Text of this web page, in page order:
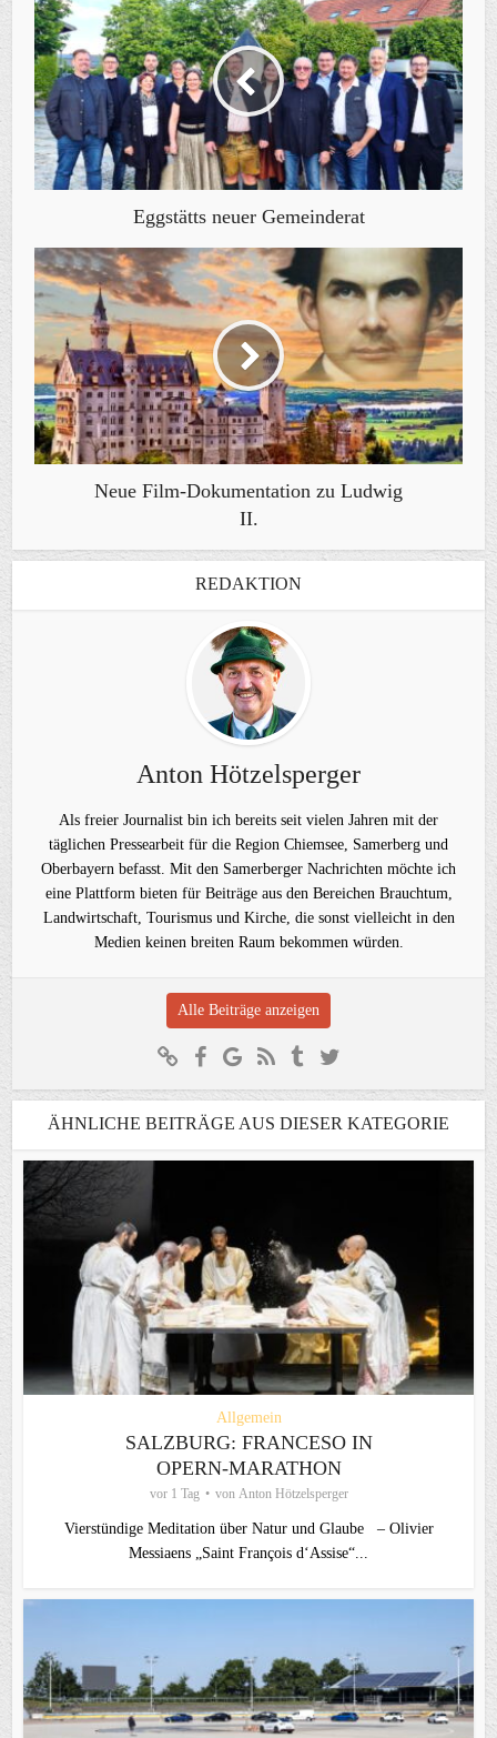
Eggstätts neuer Gemeinderat
Neue Film-Dokumentation zu Ludwig
II.
REDAKTION
Anton Hötzelsperger
Als freier Journalist bin ich bereits seit vielen Jahren mit der
täglichen Pressearbeit für die Region Chiemsee, Samerberg und
Oberbayern befasst. Mit den Samerberger Nachrichten möchte ich
eine Plattform bieten für Beiträge aus den Bereichen Brauchtum,
Landwirtschaft, Tourismus und Kirche, die sonst vielleicht in den
Medien keinen breiten Raum bekommen würden.
Alle Beiträge anzeigen
ÄHNLICHE BEITRÄGE AUS DIESER KATEGORIE
Allgemein
SALZBURG: FRANCESO IN
OPERN-MARATHON
vor 1 Tag von Anton Hötzelsperger
Vierstündige Meditation über Natur und Glaube – Olivier
Messiaens „Saint François d‘Assise“...